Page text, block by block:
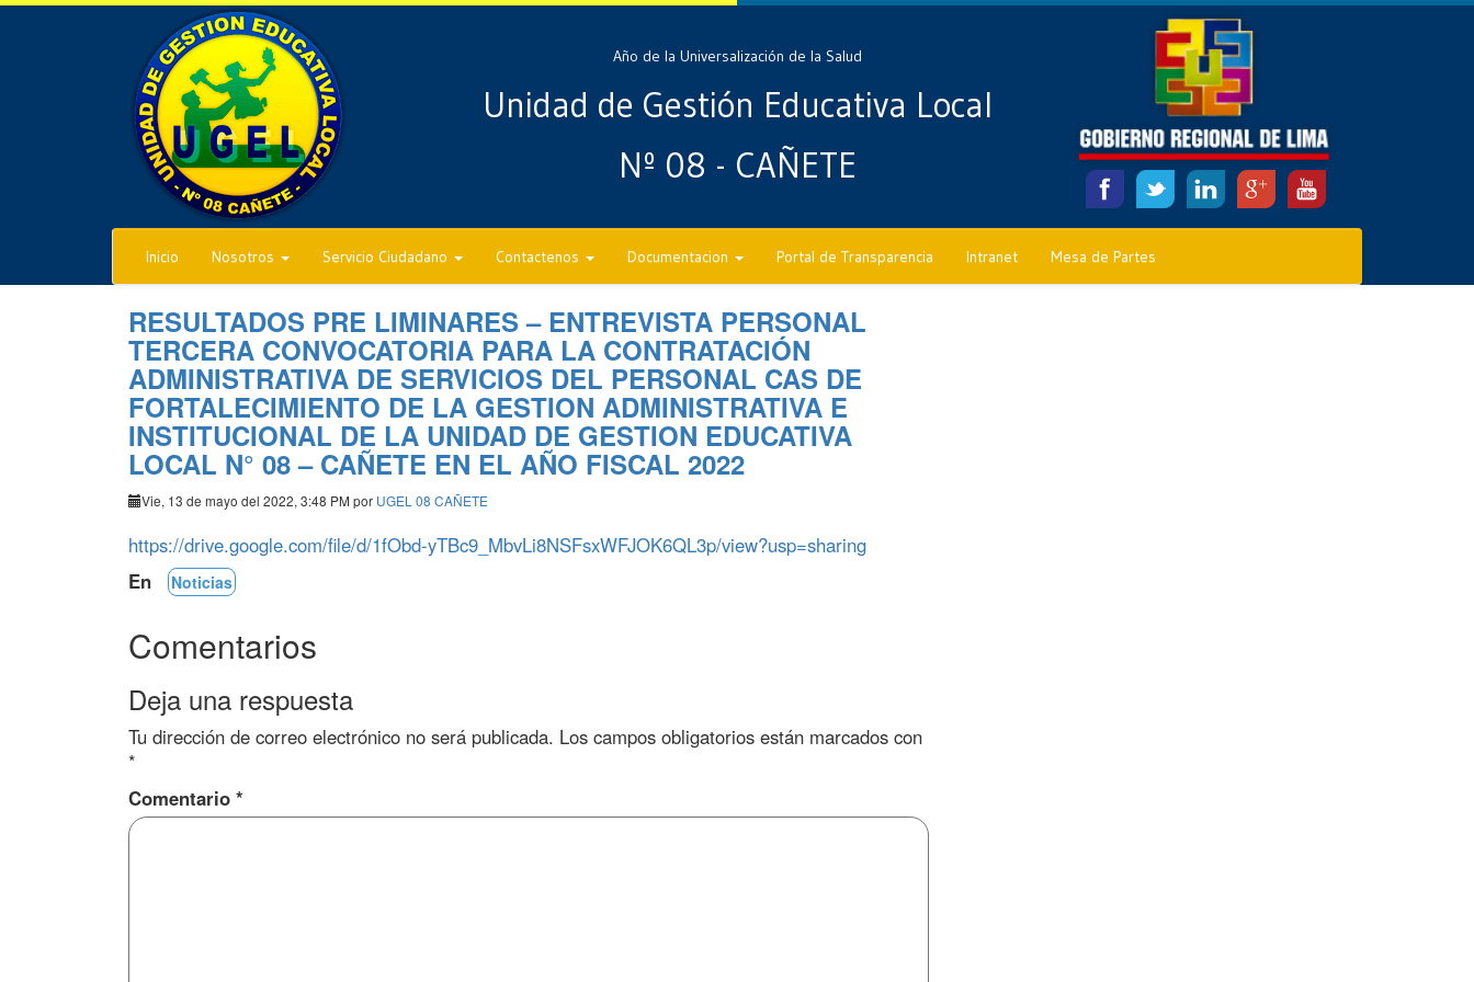
Año de la Universalización de la Salud
Unidad de Gestión Educativa Local
Nº 08 - CAÑETE
Inicio Nosotros Servicio Ciudadano Contactenos Documentacion Portal de Transparencia Intranet Mesa de Partes
RESULTADOS PRE LIMINARES – ENTREVISTA PERSONAL
TERCERA CONVOCATORIA PARA LA CONTRATACIÓN
ADMINISTRATIVA DE SERVICIOS DEL PERSONAL CAS DE
FORTALECIMIENTO DE LA GESTION ADMINISTRATIVA E
INSTITUCIONAL DE LA UNIDAD DE GESTION EDUCATIVA
LOCAL N° 08 – CAÑETE EN EL AÑO FISCAL 2022
Vie, 13 de mayo del 2022, 3:48 PM por UGEL 08 CAÑETE
https://drive.google.com/file/d/1fObd-yTBc9_MbvLi8NSFsxWFJOK6QL3p/view?usp=sharing
En
Noticias
Comentarios
Deja una respuesta
Tu dirección de correo electrónico no será publicada. Los campos obligatorios están marcados con
*
Comentario *